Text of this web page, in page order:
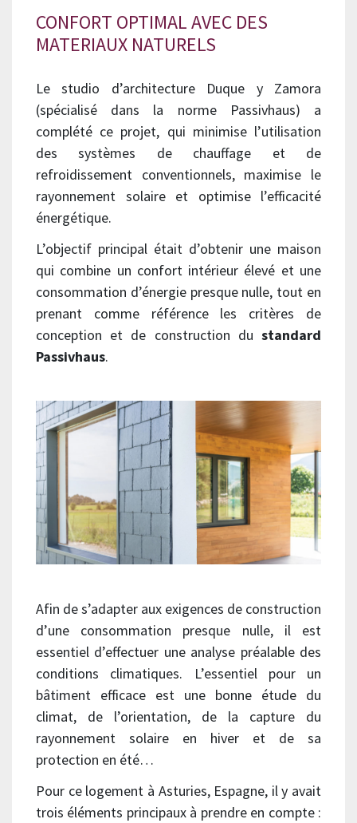
CONFORT OPTIMAL AVEC DES
MATERIAUX NATURELS
Le studio d’architecture Duque y Zamora
(spécialisé dans la norme Passivhaus) a
complété ce projet, qui minimise l’utilisation
des systèmes de chauffage et de
refroidissement conventionnels, maximise le
rayonnement solaire et optimise l’efficacité
énergétique.
L’objectif principal était d’obtenir une maison
qui combine un confort intérieur élevé et une
consommation d’énergie presque nulle, tout en
prenant comme référence les critères de
conception et de construction du standard
Passivhaus.
Afin de s’adapter aux exigences de construction
d’une consommation presque nulle, il est
essentiel d’effectuer une analyse préalable des
conditions climatiques. L’essentiel pour un
bâtiment efficace est une bonne étude du
climat, de l’orientation, de la capture du
rayonnement solaire en hiver et de sa
protection en été…
Pour ce logement à Asturies, Espagne, il y avait
trois éléments principaux à prendre en compte :